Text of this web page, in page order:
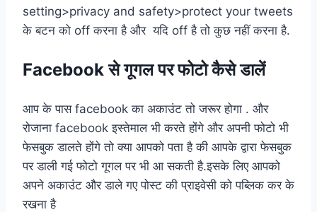
setting>privacy and safety>protect your tweets
के बटन को off करना है और यदि off है तो कुछ नहीं करना है.
Facebook से गूगल पर फोटो कैसे डालें
आप के पास facebook का अकाउंट तो जरूर होगा . और
रोजाना facebook इस्तेमाल भी करते होंगे और अपनी फोटो भी
फेसबुक डालते होंगे तो क्या आपको पता है की आपके द्वारा फेसबुक
पर डाली गई फोटो गूगल पर भी आ सकती है.इसके लिए आपको
अपने अकाउंट और डाले गए पोस्ट की प्राइवेसी को पब्लिक कर के
रखना है